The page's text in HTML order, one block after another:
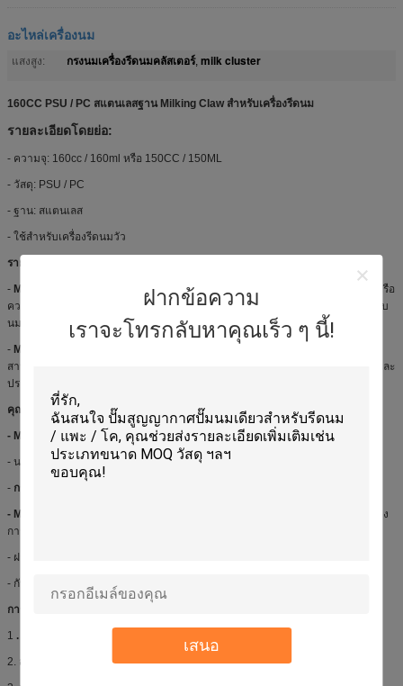
ฝากข้อความ
เราจะโทรกลับหาคุณเร็ว ๆ นี้!
เสนอ
อะไหล่เครื่องนม
แสงสูง: กรงนมเครื่องรีดนมคลัสเตอร์, milk cluster
160CC PSU / PC สแตนเลสฐาน Milking Claw สำหรับเครื่องรีดนม
รายละเอียดโดยย่อ:
- ความจุ: 160cc / 160ml หรือ 150CC / 150ML
- วัสดุ: PSU / PC
- ฐาน: สแตนเลส
- ใช้สำหรับเครื่องรีดนมวัว
รายละเอียด:
- Milk Claw เป็นส่วนประกอบที่สำคัญสำหรับ Milking
ซึ่งยึดติดกับวัวแพะหรือ
ควายเป็นต้นประกอบด้วยสี่ MILK CLUSTER GROUP (ประกอบไปด้วยเปลือกนมซับ
นมและหลอดสั้นและหลอดชีพจรสั้น), Claw, นมยาว ท่อและหลอดชีพจรยาว
- Milk Claw
สามารถเสนอรูปแบบที่แตกต่างกัน
เพื่อตอบสนองคำขอและ
ประสิทธิภาพที่แตกต่างกัน
คุณสมบัติ:
- Milk Clawสามารถใช้ได้สำหรับวัสดุ PSU, PC หรือสแตนเลสที่แตกต่างกัน
- นมผงพิเศษสำหรับแพะและแกะการออกแบบที่ดีเยี่ยมและสมรรถนะที่ดี
- กรงเล็บ
- Milking Cluster
สร้างตะขอที่ปรับตำแหน่งได้ง่ายช่วยให้สามารถงอได้ง่ายระหว่าง
การ
- ฝาปิดโปร่งใสทำให้ง่ายต่อการปฏิบัติตามการไหลของนมและดูนมได้อย่างชัดเจน
- กันชนยางช่วยลดความเสี่ยงที่จะเกิดการแตกหักหากมี
การใช้งาน:
1 .
2. ส่วนประกอบที่สำคัญที่สุดสำหรับ Milking Machine & System;